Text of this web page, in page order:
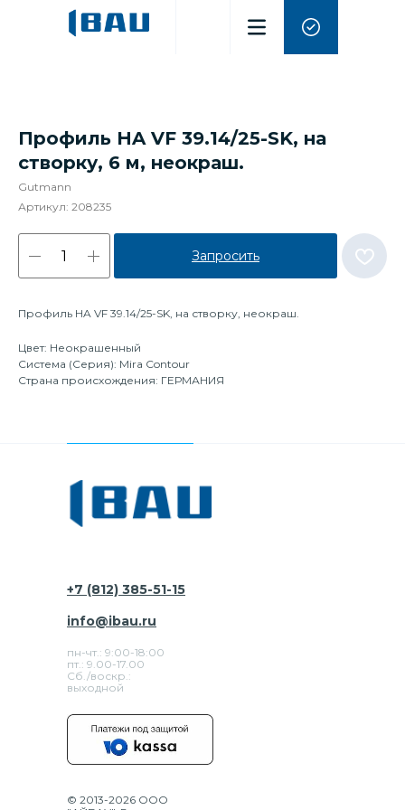
Профиль HA VF 39.14/25-SK, на
створку, 6 м, неокраш.
Gutmann
Артикул: 208235
Запросить
Профиль HA VF 39.14/25-SK, на створку, неокраш.
Цвет: Неокрашенный
Система (Серия): Mira Contour
Страна происхождения: ГЕРМАНИЯ
+7 (812) 385-51-15
пн-чт.: 9:00-18:00
пт.: 9.00-17.00
Сб./воскр.:
выходной
info@ibau.ru
© 2013-2026 ООО